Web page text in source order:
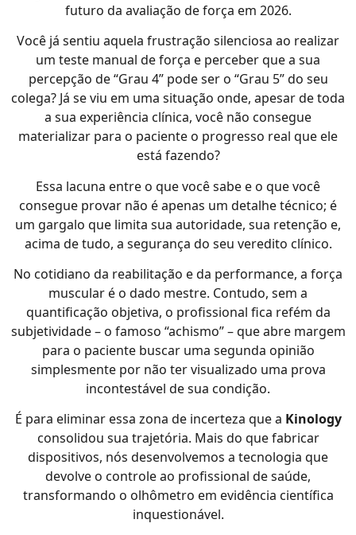
futuro da avaliação de força em 2026.
Você já sentiu aquela frustração silenciosa ao realizar
um teste manual de força e perceber que a sua
percepção de “Grau 4” pode ser o “Grau 5” do seu
colega? Já se viu em uma situação onde, apesar de toda
a sua experiência clínica, você não consegue
materializar para o paciente o progresso real que ele
está fazendo?
Essa lacuna entre o que você sabe e o que você
consegue provar não é apenas um detalhe técnico; é
um gargalo que limita sua autoridade, sua retenção e,
acima de tudo, a segurança do seu veredito clínico.
No cotidiano da reabilitação e da performance, a força
muscular é o dado mestre. Contudo, sem a
quantificação objetiva, o profissional fica refém da
subjetividade – o famoso “achismo” – que abre margem
para o paciente buscar uma segunda opinião
simplesmente por não ter visualizado uma prova
incontestável de sua condição.
É para eliminar essa zona de incerteza que a Kinology
consolidou sua trajetória. Mais do que fabricar
dispositivos, nós desenvolvemos a tecnologia que
devolve o controle ao profissional de saúde,
transformando o olhômetro em evidência científica
inquestionável.